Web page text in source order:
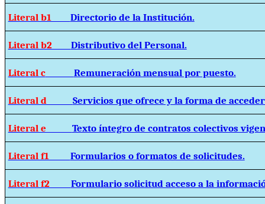
Literal b1 Directorio de la Institución.
Literal b2 Distributivo del Personal.
Literal c Remuneración mensual por puesto.
Literal d Servicios que ofrece y la forma de
Literal e Texto íntegro de contratos colectivos
Literal f1 Formularios o formatos de solicitudes.
Literal f2 Formulario solicitud acceso a la